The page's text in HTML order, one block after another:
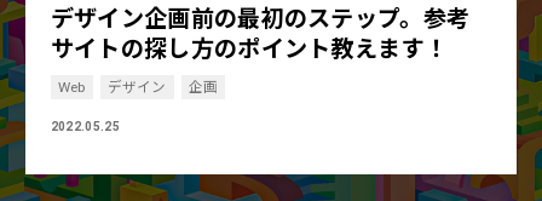
デザイン企画前の最初のステップ。参考
サイトの探し方のポイント教えます！
Web デザイン 企画
2022.05.25